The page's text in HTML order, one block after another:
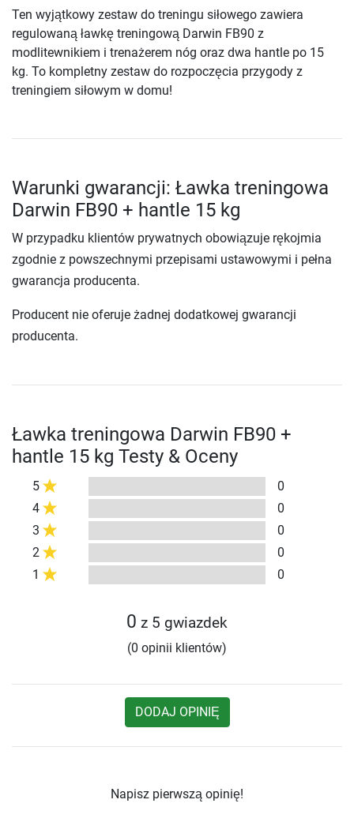
Ten wyjątkowy zestaw do treningu siłowego zawiera
regulowaną ławkę treningową Darwin FB90 z
modlitewnikiem i trenażerem nóg oraz dwa hantle po 15
kg. To kompletny zestaw do rozpoczęcia przygody z
treningiem siłowym w domu!
Warunki gwarancji: Ławka treningowa
Darwin FB90 + hantle 15 kg
W przypadku klientów prywatnych obowiązuje rękojmia
zgodnie z powszechnymi przepisami ustawowymi i pełna
gwarancja producenta.
Producent nie oferuje żadnej dodatkowej gwarancji
producenta.
Ławka treningowa Darwin FB90 +
hantle 15 kg Testy & Oceny
5
0
4
0
3
0
2
0
1
0
0 z 5 gwiazdek
(0 opinii klientów)
DODAJ OPINIĘ
Napisz pierwszą opinię!